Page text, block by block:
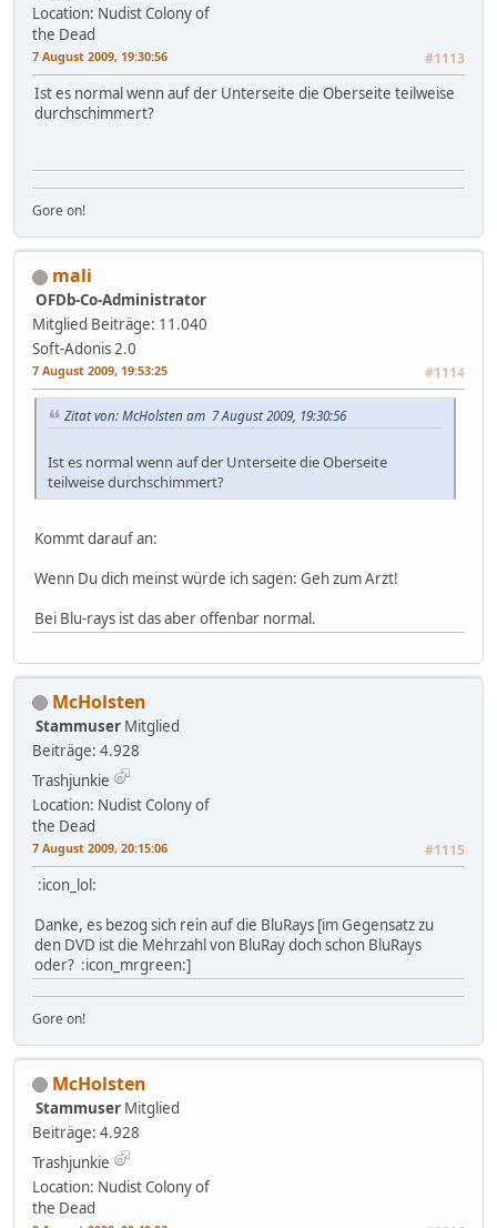
Location: Nudist Colony of
the Dead
7 August 2009, 19:30:56 #1113
Ist es normal wenn auf der Unterseite die Oberseite teilweise
durchschimmert?
Gore on!
mali
OFDb-Co-Administrator
Mitglied Beiträge: 11.040
Soft-Adonis 2.0
7 August 2009, 19:53:25 #1114
Zitat von: McHolsten am 7 August 2009, 19:30:56
Ist es normal wenn auf der Unterseite die Oberseite
teilweise durchschimmert?
Kommt darauf an:
Wenn Du dich meinst würde ich sagen: Geh zum Arzt!
Bei Blu-rays ist das aber offenbar normal.
McHolsten
Stammuser Mitglied
Beiträge: 4.928
Trashjunkie
Location: Nudist Colony of
the Dead
7 August 2009, 20:15:06 #1115
:icon_lol:
Danke, es bezog sich rein auf die BluRays [im Gegensatz zu
den DVD ist die Mehrzahl von BluRay doch schon BluRays
oder? :icon_mrgreen:]
Gore on!
McHolsten
Stammuser Mitglied
Beiträge: 4.928
Trashjunkie
Location: Nudist Colony of
the Dead